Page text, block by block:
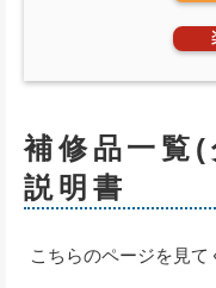
補修品一覧
説明書
こちらのページを見て